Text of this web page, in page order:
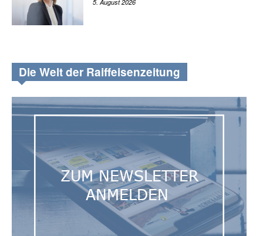
5. August 2026
Die Welt der Raiffeisenzeitung